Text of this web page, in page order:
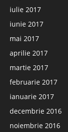
iulie 2017
iunie 2017
mai 2017
aprilie 2017
martie 2017
februarie 2017
ianuarie 2017
decembrie 2016
noiembrie 2016